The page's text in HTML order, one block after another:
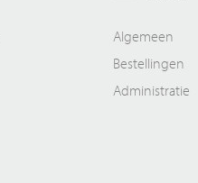
Algemeen
Bestellingen
Administratie